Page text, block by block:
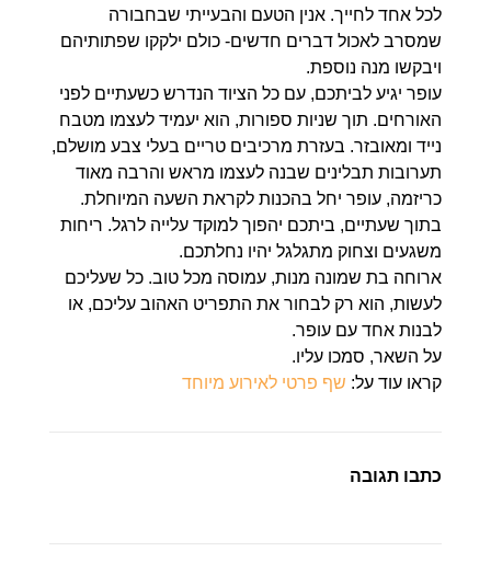
לכל אחד לחייך. אנין הטעם והבעייתי שבחבורה
שמסרב לאכול דברים חדשים- כולם ילקקו שפתותיהם
ויבקשו מנה נוספת.
עופר יגיע לביתכם, עם כל הציוד הנדרש כשעתיים לפני
האורחים. תוך שניות ספורות, הוא יעמיד לעצמו מטבח
נייד ומאובזר. בעזרת מרכיבים טריים בעלי צבע מושלם,
תערובות תבלינים שבנה לעצמו מראש והרבה מאוד
כריזמה, עופר יחל בהכנות לקראת השעה המיוחלת.
בתוך שעתיים, ביתכם יהפוך למוקד עלייה לרגל. ריחות
משגעים וצחוק מתגלגל יהיו נחלתכם.
ארוחה בת שמונה מנות, עמוסה מכל טוב. כל שעליכם
לעשות, הוא רק לבחור את התפריט האהוב עליכם, או
לבנות אחד עם עופר.
על השאר, סמכו עליו.
קראו עוד על: שף פרטי לאירוע מיוחד
כתבו תגובה